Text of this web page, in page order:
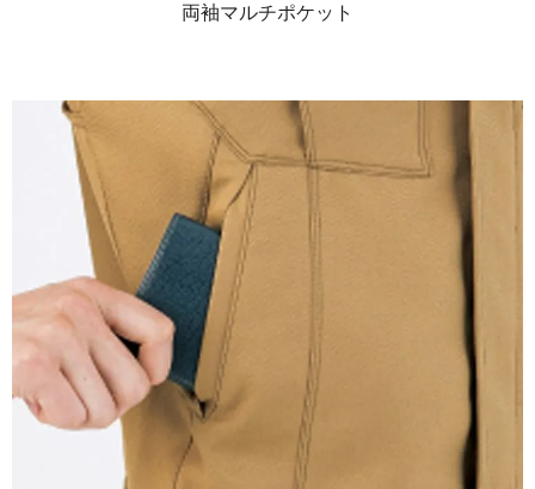
両袖マルチポケット